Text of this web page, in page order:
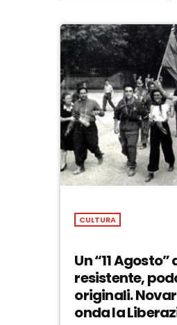
CULTURA
Un “11
resistente,
originali.
onda la